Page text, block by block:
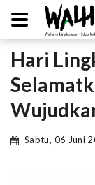
Hari
Sabtu, 06 Juni